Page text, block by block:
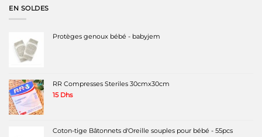
EN SOLDES
Protèges genoux bébé - babyjem
RR Compresses Steriles 30cmx30cm
15 Dhs
Coton-tige Bâtonnets d'Oreille souples pour bébé - 55pcs